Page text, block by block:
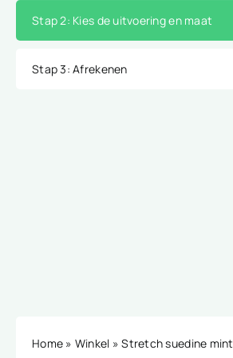
Stap 2: Kies de uitvoering en maat
Stap 3: Afrekenen
Home » Winkel »Stretch suedine mint